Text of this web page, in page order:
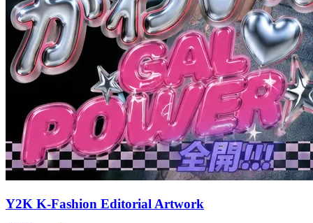
Y2K K-Fashion Editorial Artwork